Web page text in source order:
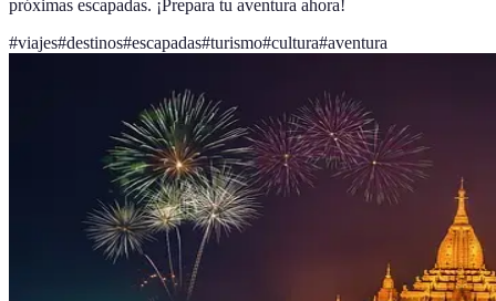
próximas escapadas. ¡Prepara tu aventura ahora!
#viajes#destinos#escapadas#turismo#cultura#aventura